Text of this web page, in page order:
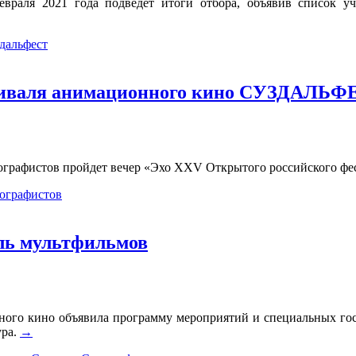
2021 года подведет итоги отбора, объявив список
анимационного кино
пройдет вечер «Эхо XXV Открытого
мультфильмов
кино объявила программу мероприятий и специальных
→